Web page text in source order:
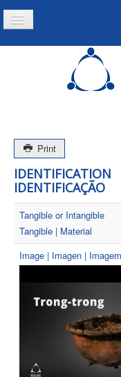
Toggle
Navigation
Print
IDENTIFICAÇÃO
Tangible or Intangible
Tangible | Material
Image | Imagen | Imagem